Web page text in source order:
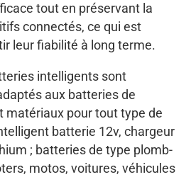
tout en préservant la
connectés, ce qui est
leur fiabilité à long terme.
intelligents sont
aux batteries de
matériaux pour tout type de
batterie 12v, chargeur
; batteries de type plomb-
motos, voitures, véhicules